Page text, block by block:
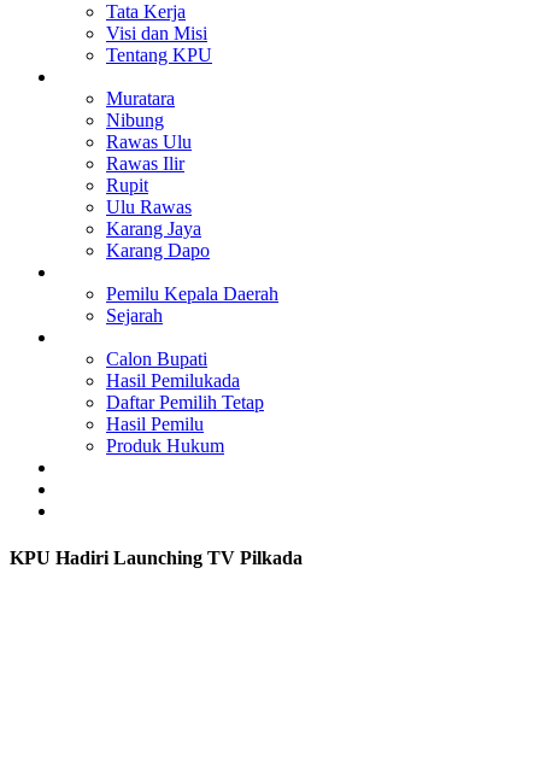
Tata Kerja
Visi dan Misi
Tentang KPU
Muratara
Nibung
Rawas Ulu
Rawas Ilir
Rupit
Ulu Rawas
Karang Jaya
Karang Dapo
Pemilu Kepala Daerah
Sejarah
Calon Bupati
Hasil Pemilukada
Daftar Pemilih Tetap
Hasil Pemilu
Produk Hukum
KPU Hadiri Launching TV Pilkada